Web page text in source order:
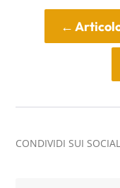
←
CONDIVIDI SUI SOCIAL